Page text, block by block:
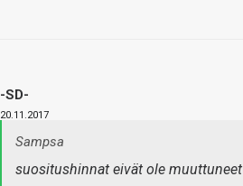
-SD-
20.11.2017
Sampsa
suositushinnat eivät ole muuttuneet